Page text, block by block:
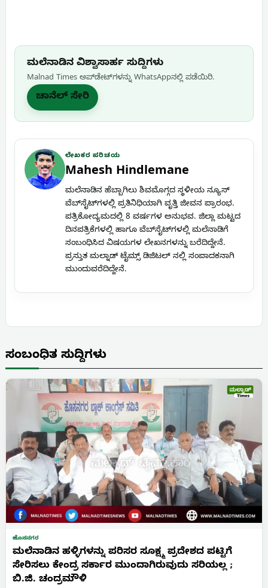
ಮಲೆನಾಡಿನ ವಿಶ್ವಾಸಾರ್ಹ ಸುದ್ದಿಗಳು
Malnad Times ಅಪ್‌ಡೇಟ್‌ಗಳನ್ನು WhatsApp‌ನಲ್ಲಿ ಪಡೆಯಿರಿ.
ಚಾನೆಲ್ ಸೇರಿ
ಲೇಖಕರ ಪರಿಚಯ
Mahesh Hindlemane
ಮಲೆನಾಡಿನ ಹೆಬ್ಬಾಗಿಲು ಶಿವಮೊಗ್ಗದ ಸ್ಥಳೀಯ ನ್ಯೂಸ್
ವೆಬ್‌ಸೈಟ್‌ಗಳಲ್ಲಿ ಪ್ರತಿನಿಧಿಯಾಗಿ ವೃತ್ತಿ ಜೀವನ ಪ್ರಾರಂಭ.
ಪತ್ರಿಕೋದ್ಯಮದಲ್ಲಿ 8 ವರ್ಷಗಳ ಅನುಭವ. ಜಿಲ್ಲಾ ಮಟ್ಟದ
ದಿನಪತ್ರಿಕೆಗಳಲ್ಲಿ ಹಾಗೂ ವೆಬ್‌ಸೈಟ್‌ಗಳಲ್ಲಿ ಮಲೆನಾಡಿಗೆ
ಸಂಬಂಧಿಸಿದ ವಿಷಯಗಳ ಲೇಖನಗಳನ್ನು ಬರೆದಿದ್ದೇನೆ.
ಪ್ರಸ್ತುತ ಮಲ್ನಾಡ್ ಟೈಮ್ಸ್ ಡಿಜಿಟಲ್ ನಲ್ಲಿ ಸಂಪಾದಕನಾಗಿ
ಮುಂದುವರೆದಿದ್ದೇನೆ.
ಸಂಬಂಧಿತ ಸುದ್ದಿಗಳು
ಹೊಸನಗರ
ಮಲೆನಾಡಿನ ಹಳ್ಳಿಗಳನ್ನು ಪರಿಸರ ಸೂಕ್ಷ್ಮ ಪ್ರದೇಶದ ಪಟ್ಟಿಗೆ
ಸೇರಿಸಲು ಕೇಂದ್ರ ಸರ್ಕಾರ ಮುಂದಾಗಿರುವುದು ಸರಿಯಲ್ಲ ;
ಬಿ.ಜಿ. ಚಂದ್ರಮೌಳಿ